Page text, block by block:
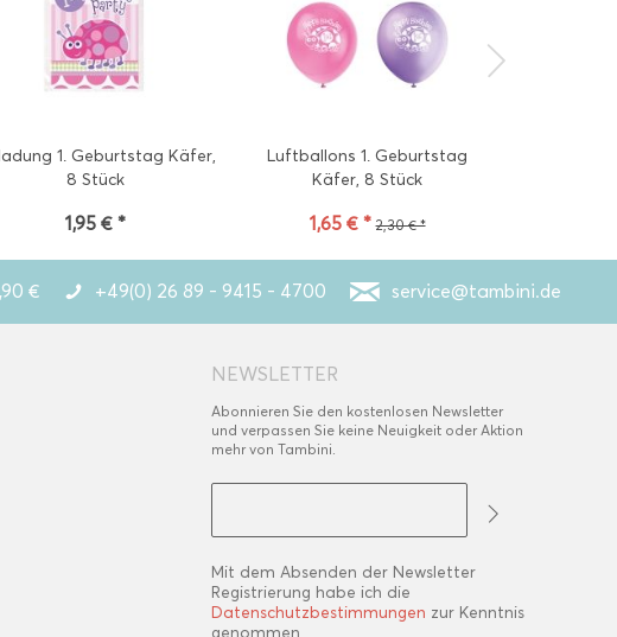
1. Geburtstag Käfer,
8 Stück
1,95 € *
Luftballons 1. Geburtstag
Käfer, 8 Stück
1,65 € * 2,30 € *
€ +49(0) 26 89 - 9415 - 4700 service@tambini.de
NEWSLETTER
Abonnieren Sie den kostenlosen Newsletter
und verpassen Sie keine Neuigkeit oder Aktion
mehr von Tambini.
Mit dem Absenden der Newsletter
Registrierung habe ich die
Datenschutzbestimmungen zur Kenntnis
genommen